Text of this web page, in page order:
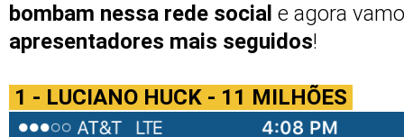
bombam nessa rede social e agora
apresentadores mais seguidos!
1 - LUCIANO HUCK - 11 MILHÕES